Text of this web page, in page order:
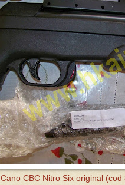
Cano CBC Nitro Six original